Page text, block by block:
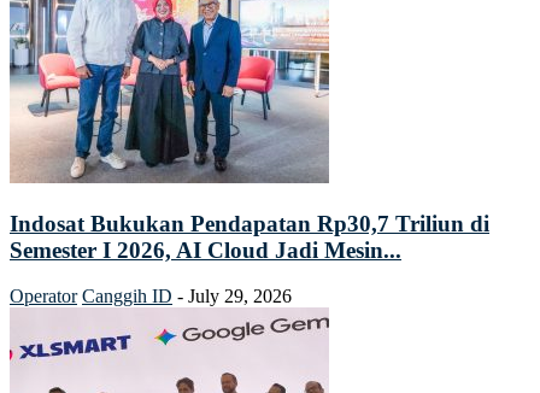
Indosat Bukukan Pendapatan Rp30,7 Triliun di
Semester I 2026, AI Cloud Jadi Mesin...
Operator Canggih ID - July 29, 2026